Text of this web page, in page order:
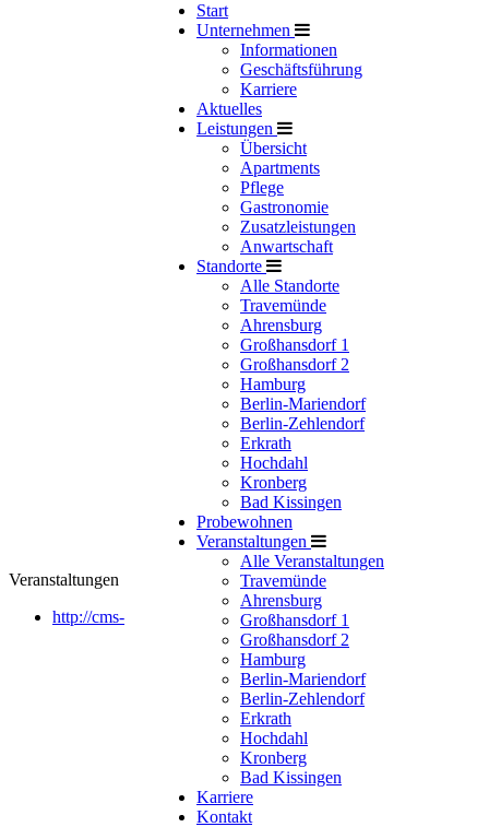
Start
Unternehmen
Informationen
Geschäftsführung
Karriere
Aktuelles
Leistungen
Übersicht
Apartments
Pflege
Gastronomie
Zusatzleistungen
Anwartschaft
Standorte
Alle Standorte
Travemünde
Ahrensburg
Großhansdorf 1
Großhansdorf 2
Hamburg
Berlin-Mariendorf
Berlin-Zehlendorf
Erkrath
Hochdahl
Kronberg
Bad Kissingen
Probewohnen
Veranstaltungen
Alle Veranstaltungen
Travemünde
Ahrensburg
Großhansdorf 1
Großhansdorf 2
Hamburg
Berlin-Mariendorf
Berlin-Zehlendorf
Erkrath
Hochdahl
Kronberg
Bad Kissingen
Karriere
Kontakt
Veranstaltungen
http://cms-